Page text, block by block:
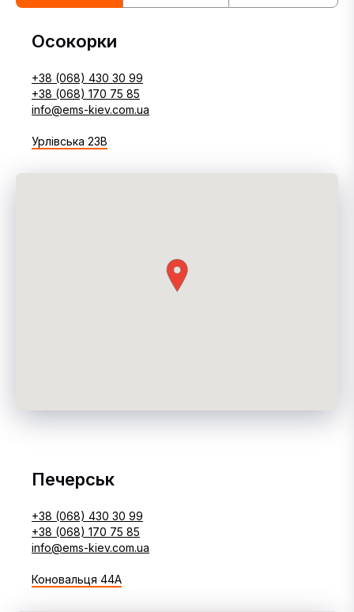
Осокорки
+38 (068) 430 30 99
+38 (068) 170 75 85
info@ems-kiev.com.ua
Урлівська 23В
Печерськ
+38 (068) 430 30 99
+38 (068) 170 75 85
info@ems-kiev.com.ua
Коновальця 44А